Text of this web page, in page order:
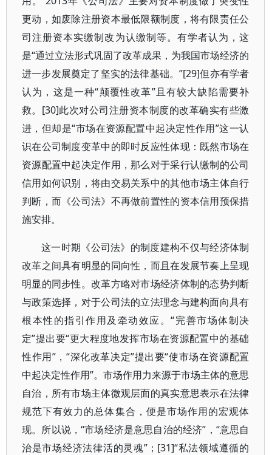
更动，如废除注册资本最低限额制度，将有限责任公
司注册资本实缴制改为认缴制等。有学者认为，这
是“通过立法形式巩固了改革成果，为我国市场经济的
进一步发展奠定了坚实的法律基础。”[29]但亦有学者
认为，这是一种“颠覆性改革”且有较大缺陷需要补
救。[30]此次对公司注册资本制度的改革确实有些激
进，但却是“市场在资源配置中起决定性作用”这一认
识在公司制度变革中的即时反应性体现：既然市场在
资源配置中起决定作用，那么对于采行认缴制的公司
信用如何识别，将由交易关系中的其他市场主体自行
判断，而《公司法》不再做前置性的资本信用预保措
施安排。
这一时期《公司法》的制度建构不仅与经济体制
改革之间具有明显的同向性，而且在发展节奏上呈现
明显的同步性。改革方略对市场经济体制的态势判断
与政策选择，对于公司法的立法理念与建构面向具有
根本性的指引作用及牵动效应。“完善市场体制决
定”提出要“更大程度地发挥市场在资源配置中的基础
性作用”，“深化改革决定”提出要“使市场在资源配置
中起决定性作用”。市场作用力来源于市场主体的意思
自治，所有市场主体微观层面的真实意思表示在法律
规范下有效力的总体集合，便是市场作用的宏观体
现。所以说，“市场经济是意思自治的经济”，“意思自
治是市场经济法律活的灵魂”；[31]“私法领域遵循的